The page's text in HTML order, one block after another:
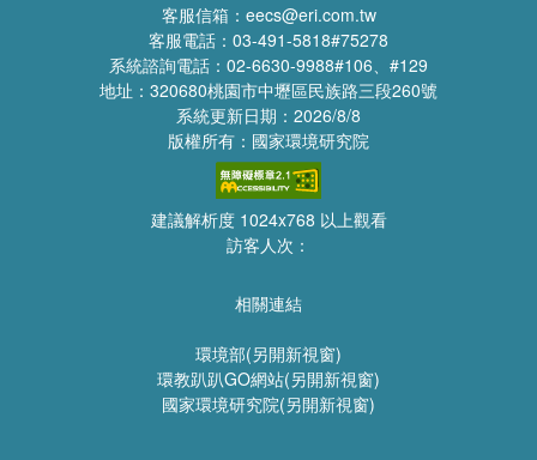
客服信箱：eecs@eri.com.tw
客服電話：03-491-5818#75278
系統諮詢電話：02-6630-9988#106、#129
地址：320680桃園市中壢區民族路三段260號
系統更新日期：2026/8/8
版權所有：國家環境研究院
建議解析度 1024x768 以上觀看
訪客人次：
相關連結
環境部(另開新視窗)
環教趴趴GO網站(另開新視窗)
國家環境研究院(另開新視窗)